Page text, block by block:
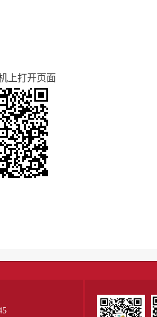
上打开页面